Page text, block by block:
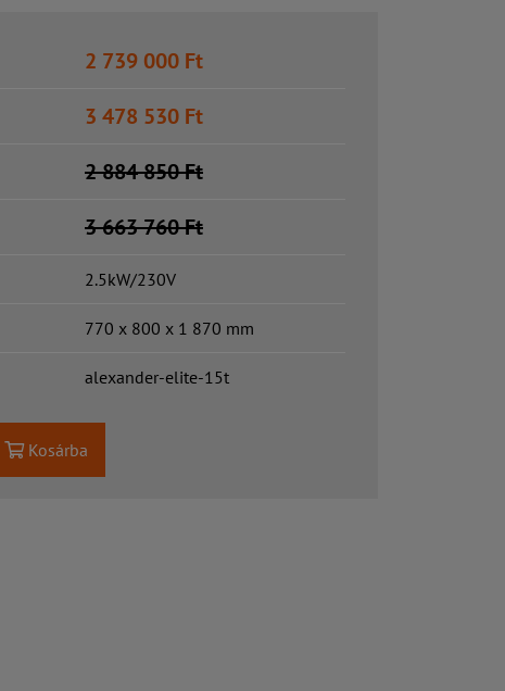
2 739 000 Ft
3 478 530 Ft
2 884 850Ft
3 663 760Ft
2.5kW/230V
770 x 800 x 1 870 mm
alexander-elite-15t
Kosárba